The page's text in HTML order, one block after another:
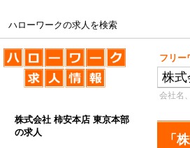
ハローワークの求人を検索
ハローワークの求人を検索 フリー
会社名
株式会社 柿安本店 東京本部
の求人
「